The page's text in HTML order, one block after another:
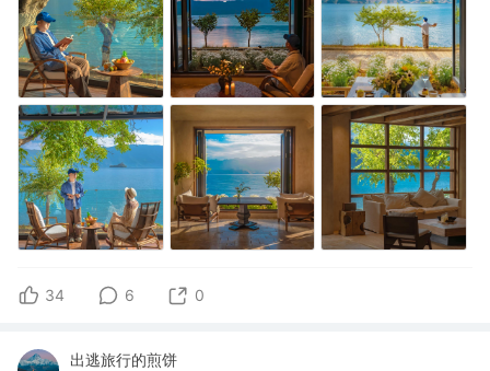
34 6 0
出逃旅行的煎饼